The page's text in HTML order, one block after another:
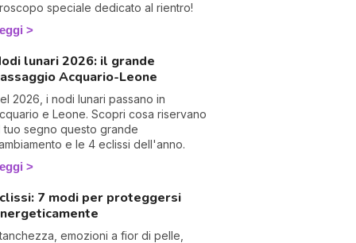
speciale dedicato al rientro!
lunari 2026: il grande
Acquario-Leone
2026, i nodi lunari passano in
e Leone. Scopri cosa riservano
tuo segno questo grande
e le 4 eclissi dell'anno.
7 modi per proteggersi
emozioni a fior di pelle,